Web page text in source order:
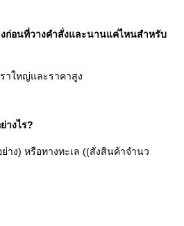
ก่อนที่วางคําสั่งและนานแค่ไหนสําหรับ
าใหญ่และราคาสูง
างไร?
าง) หรือทางทะเล ((สั่งสินค้าจํานว